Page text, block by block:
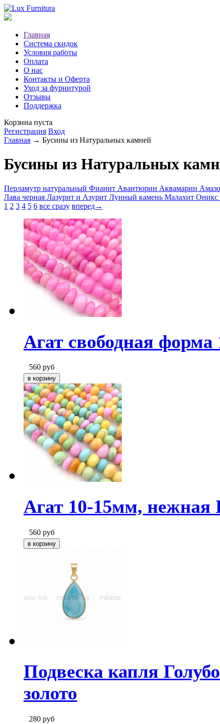
Главная
Система скидок
Условия работы
Оплата
О нас
Контакты и Оферта
Уход за фурнитурой
Отзывы
Поддержка
Корзина пуста
Регистрация Вход
Главная → Бусины из Натуральных камней
Бусины из Натуральных
Перламутр натуральный Фианит Авантюрин Аквамарин
Лава черная Лазурит и Азурит Лунный камень Малахит Оникс
1 2 3 4 5 6 все сразу вперед→
Агат свободная
560 руб
Агат 10-15мм, нежная
560 руб
Подвеска капля
золото
280 руб